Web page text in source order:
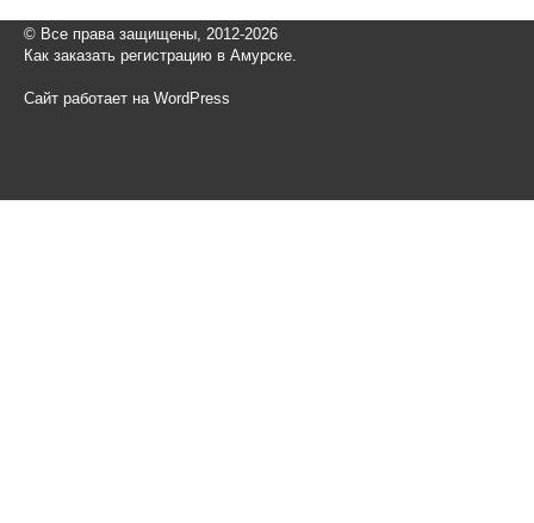
© Все права защищены, 2012-2026
Как заказать регистрацию в Амурске.
Сайт работает на WordPress